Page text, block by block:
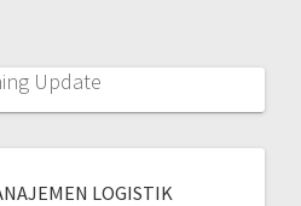
Update
LOGISTIK